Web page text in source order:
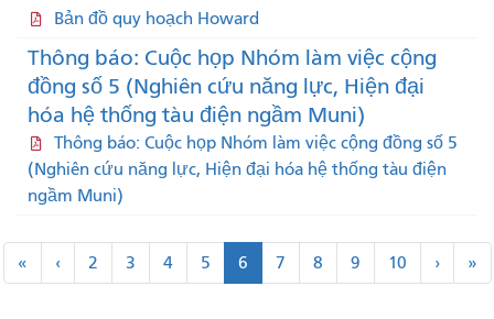
Bản đồ quy hoạch Howard
Thông báo: Cuộc họp Nhóm làm việc cộng
đồng số 5 (Nghiên cứu năng lực, Hiện đại
hóa hệ thống tàu điện ngầm Muni)
Thông báo: Cuộc họp Nhóm làm việc cộng đồng số 5
(Nghiên cứu năng lực, Hiện đại hóa hệ thống tàu điện
ngầm Muni)
số
«"
Đầu
‹<
trước
2 3 4 5 6 7 8 9 10 ›Kế
tiếp
»